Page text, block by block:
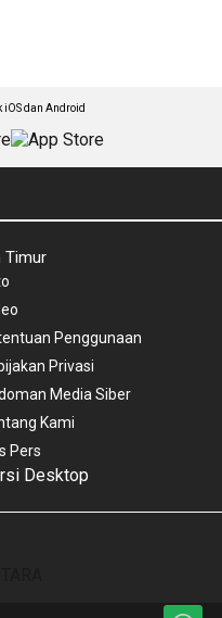
dan Android
Timur
Penggunaan
Privasi
Media Siber
Kami
Pers
Desktop